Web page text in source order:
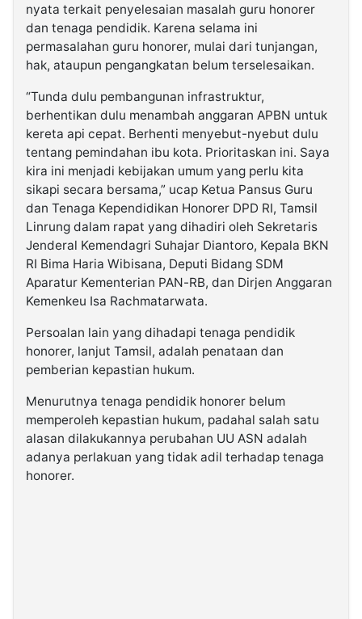
nyata terkait penyelesaian masalah guru honorer
dan tenaga pendidik. Karena selama ini
permasalahan guru honorer, mulai dari tunjangan,
hak, ataupun pengangkatan belum terselesaikan.
“Tunda dulu pembangunan infrastruktur,
berhentikan dulu menambah anggaran APBN untuk
kereta api cepat. Berhenti menyebut-nyebut dulu
tentang pemindahan ibu kota. Prioritaskan ini. Saya
kira ini menjadi kebijakan umum yang perlu kita
sikapi secara bersama,” ucap Ketua Pansus Guru
dan Tenaga Kependidikan Honorer DPD RI, Tamsil
Linrung dalam rapat yang dihadiri oleh Sekretaris
Jenderal Kemendagri Suhajar Diantoro, Kepala BKN
RI Bima Haria Wibisana, Deputi Bidang SDM
Aparatur Kementerian PAN-RB, dan Dirjen Anggaran
Kemenkeu Isa Rachmatarwata.
Persoalan lain yang dihadapi tenaga pendidik
honorer, lanjut Tamsil, adalah penataan dan
pemberian kepastian hukum.
Menurutnya tenaga pendidik honorer belum
memperoleh kepastian hukum, padahal salah satu
alasan dilakukannya perubahan UU ASN adalah
adanya perlakuan yang tidak adil terhadap tenaga
honorer.